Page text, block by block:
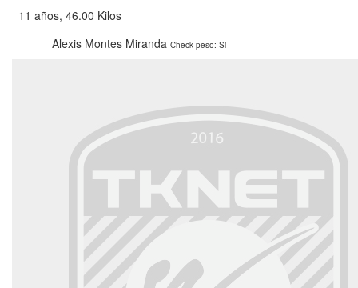
11 años, 46.00 Kilos
Alexis Montes Miranda Check peso: Si